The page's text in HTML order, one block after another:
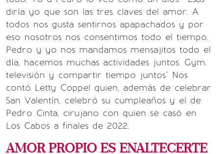
diría yo que son las tres claves del amor. A
todos nos gusta sentirnos apapachados y por
eso nosotros nos consentimos todo el tiempo.
Pedro y yo nos mandamos mensajitos todo el
día, hacemos muchas actividades juntos. Gym.
televisión y compartir tiempo juntos" Nos
contó Letty Coppel quien, además de celebrar
San Valentín, celebró su cumpleaños y el de
Pedro Cinta, cirujano con quien se casó en
Los Cabos a finales de 2022.
AMOR PROPIO ES ENALTECERTE